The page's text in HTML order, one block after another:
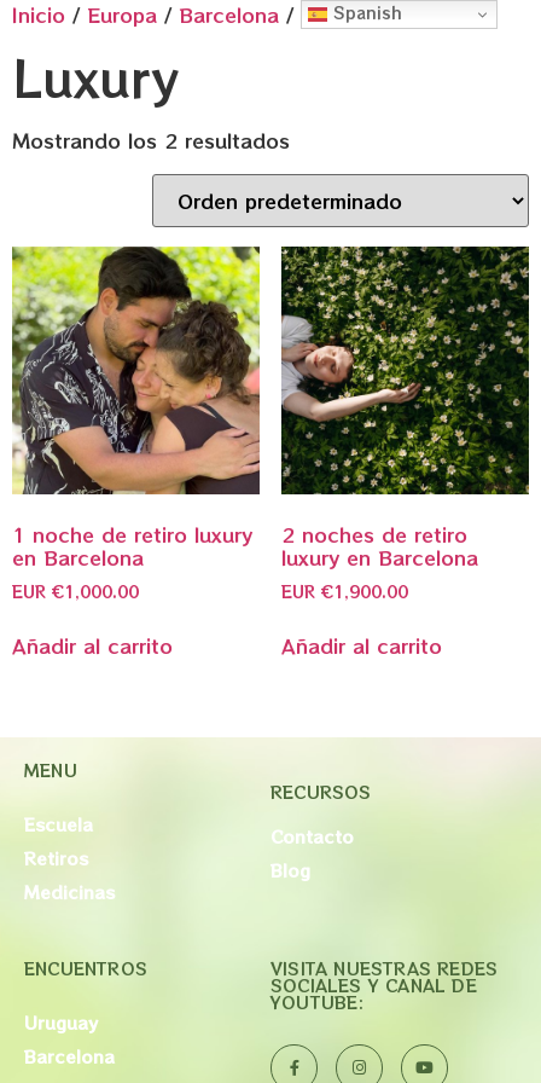
Inicio / Europa / Barcelona / Luxury
Luxury
Mostrando los 2 resultados
1 noche de retiro luxury
en Barcelona
EUR €1,000.00
Añadir al carrito
2 noches de retiro
luxury en Barcelona
EUR €1,900.00
Añadir al carrito
MENU
Escuela
Retiros
Medicinas
RECURSOS
Contacto
Blog
ENCUENTROS
Uruguay
Barcelona
VISITA NUESTRAS REDES
SOCIALES Y CANAL DE
YOUTUBE:
Spanish